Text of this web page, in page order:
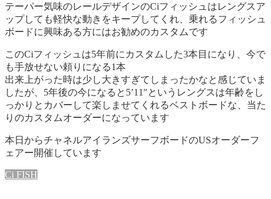
テーパー気味のレールデザインのCiフィッシュはレングスア
ップしても軽快な動きをキープしてくれ、乗れるフィッシュ
ボードに興味ある方にはお勧めのカスタムです
このCiフィッシュは5年前にカスタムした3本目になり、今で
も手放せない頼りになる1本
出来上がった時は少し大きすぎてしまったかなと感じていま
したが、5年後の今になると5’11″というレングスは年齢をし
っかりとカバーして楽しませてくれるベストボードな、当た
りのカスタムオーダーになっています
本日からチャネルアイランズサーフボードのUSオーダーフ
ェアー開催しています
Ci FISH